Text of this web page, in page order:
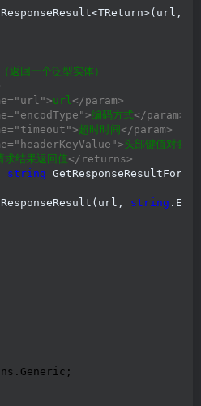
返回一个泛型实体）
url</param>
编码方式</param>
超时时间 </param>
头部键值对参数
求结果返回值</returns>
string
string